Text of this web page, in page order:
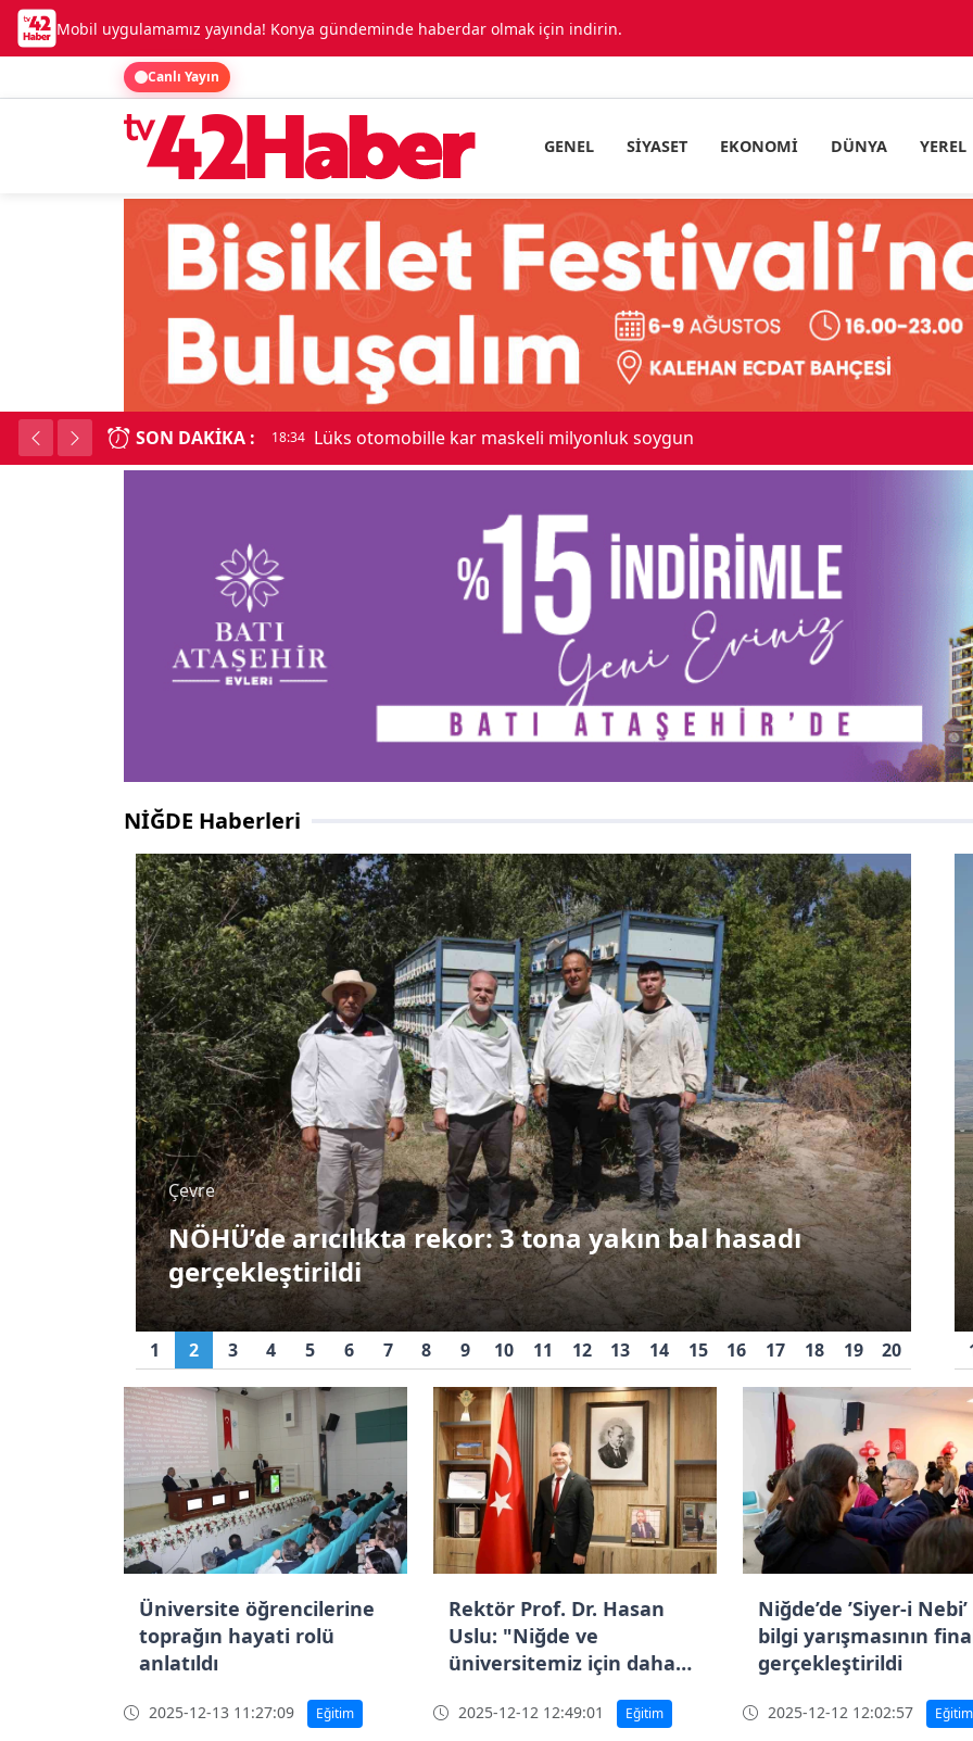
Mobil uygulamamız yayında! Konya gündeminde haberdar olmak için indirin.
Canlı Yayın
GENEL SIYASET EKONOMI DÜNYA YEREL
SON DAKIKA : 18:34 Lüks otomobille kar maskeli milyonluk soygun
NİĞDE Haberleri
Çevre
NÖHÜ’de arıcılıkta rekor: 3 tona yakın bal hasadı
gerçekleştirildi
1 2 3 4 5 6 7 8 9 10 11 12 13 14 15 16 17 18 19 20
Asayiş
Niğde’de ambulans ile
otomobil çarpıştı: 3’ü
sağlık çalışanı 5 yaralı
Üniversite öğrencilerine
toprağın hayati rolü
anlatıldı
2025-12-13 11:27:09 Eğitim
Rektör Prof. Dr. Hasan
Uslu: "Niğde ve
üniversitemiz için daha
çalışmaya devam
2025-12-12 12:49:01 Eğitim
Niğde’de ’Siyer-i Nebi’
bilgi yarışmasının
gerçekleştirildi
2025-12-12 12:02:57 Eğitim